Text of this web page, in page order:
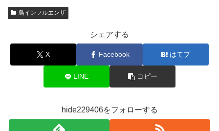
鳥インフルエンザ
シェアする
X Facebook はてブ
LINE コピー
hide229406をフォローする